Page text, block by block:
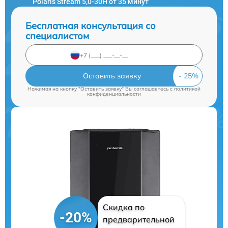
Бесплатная консультация со
специалистом
Оставить заявку
Нажимая на кнопку "Оставить заявку" Вы соглашаетесь cполитикой
конфиденциальности
-20%
Скидка по
предварительной